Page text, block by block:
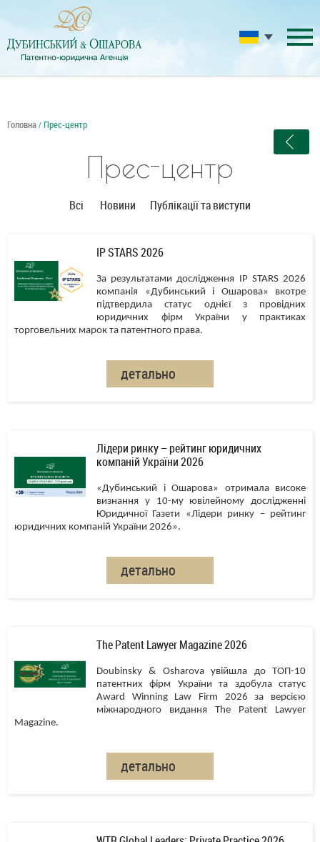
Головна / Прес-центр
Прес-центр
Всі Новини Публікації та виступи
IP STARS 2026
За результатами дослідження IP STARS 2026
компанія «Дубинський і Ошарова» вкотре
підтвердила статус однієї з провідних
юридичних фірм України у практиках
торговельних марок та патентного права.
детально
Лідери ринку – рейтинг юридичних
компаній України 2026
«Дубинський і Ошарова» отримала високе
визнання у 10-му ювілейному дослідженні
Юридичної Газети «Лідери ринку – рейтинг
юридичних компаній України 2026».
детально
The Patent Lawyer Magazine 2026
Doubinsky & Osharova увійшла до ТОП-10
патентних фірм України та здобула статус
Award Winning Law Firm 2026 за версією
міжнародного видання The Patent Lawyer
Magazine.
детально